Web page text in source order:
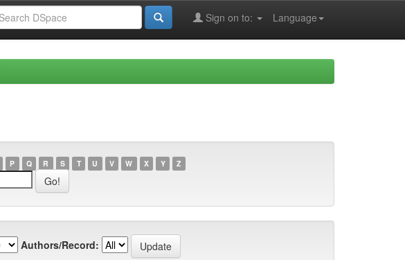
Language
Sign on to:
P Q R S T U V W X Y Z
Authors/Record: